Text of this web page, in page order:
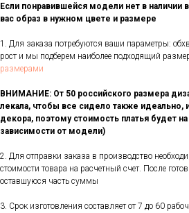
Если понравившейся модели нет в
вас образ в нужном цвете и размере
1. Для заказа потребуются ваши параметры:
рост и мы подберем наиболее подходящий
размерами
ВНИМАНИЕ: От 50 российского размера
лекала, чтобы все сидело также идеально,
декора, поэтому стоимость платья будет
зависимости от модели)
2. Для отправки заказа в производство
стоимости товара на расчетный счет. После
оставшуюся часть суммы
3. Срок изготовления составляет от 7 до 60